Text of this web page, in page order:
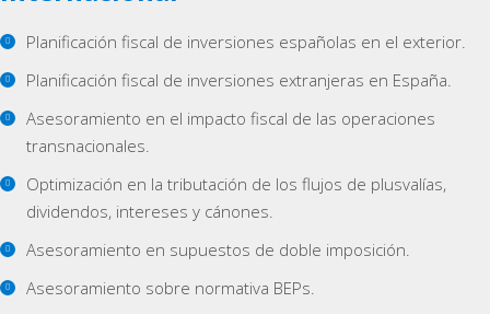
Planificación fiscal de inversiones españolas en el exterior.
Planificación fiscal de inversiones extranjeras en España.
Asesoramiento en el impacto fiscal de las operaciones
transnacionales.
Optimización en la tributación de los flujos de plusvalías,
dividendos, intereses y cánones.
Asesoramiento en supuestos de doble imposición.
Asesoramiento sobre normativa BEPs.